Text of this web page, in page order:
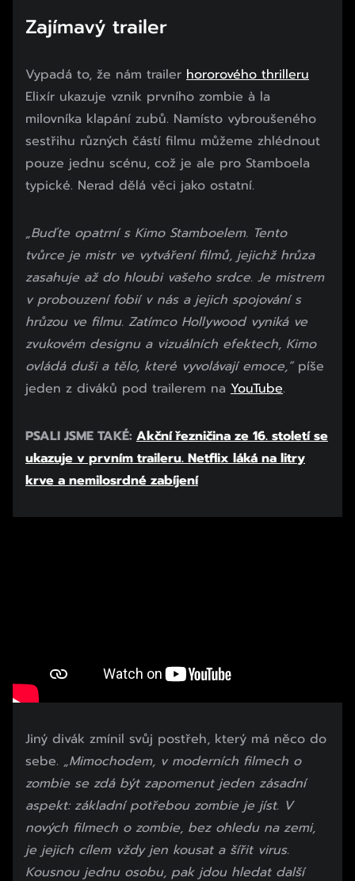
Zajímavý trailer
Vypadá to, že nám trailer hororového thrilleru
Elixír ukazuje vznik prvního zombie à la
milovníka klapání zubů. Namísto vybroušeného
sestřihu různých částí filmu můžeme zhlédnout
pouze jednu scénu, což je ale pro Stamboela
typické. Nerad dělá věci jako ostatní.
„Buďte opatrní s Kimo Stamboelem. Tento
tvůrce je mistr ve vytváření filmů, jejichž hrůza
zasahuje až do hloubi vašeho srdce. Je mistrem
v probouzení fobií v nás a jejich spojování s
hrůzou ve filmu. Zatímco Hollywood vyniká ve
zvukovém designu a vizuálních efektech, Kimo
ovládá duši a tělo, které vyvolávají emoce,” píše
jeden z diváků pod trailerem na YouTube.
PSALI JSME TAKÉ: Akční řezničina ze 16. století se
ukazuje v prvním traileru. Netflix láká na litry
krve a nemilosrdné zabíjení
Jiný divák zmínil svůj postřeh, který má něco do
sebe. „Mimochodem, v moderních filmech o
zombie se zdá být zapomenut jeden zásadní
aspekt: základní potřebou zombie je jíst. V
nových filmech o zombie, bez ohledu na zemi,
je jejich cílem vždy jen kousat a šířit virus.
Kousnou jednu osobu, pak jdou hledat další